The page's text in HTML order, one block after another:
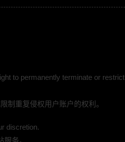
to permanently terminate or restrict
制重复侵权用户账户的权利。
discretion.
务。
刚满18